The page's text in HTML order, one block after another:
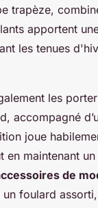
trapèze,
apportent
les tenues
les
accompagné
joue
en maintenant
de
un foulard